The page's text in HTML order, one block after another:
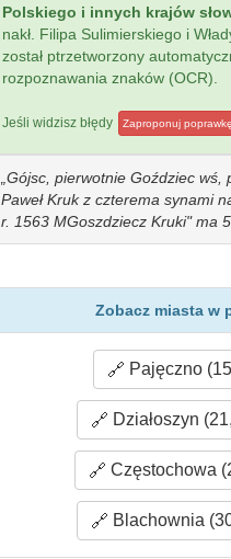
Polskiego i innych krajów
nakł. Filipa Sulimierskiego i
został ptrzetworzony
rozpoznawania znaków (OCR).
Jeśli widzisz błędy Zaproponuj poprawkę
Gójsc, pierwotnie Goździec wś,
Paweł Kruk z czterema synami
r. 1563 MGoszdziecz Kruki" ma
Zobacz miasta w
Pajęczno
Działoszyn
Częstochowa
Blachownia